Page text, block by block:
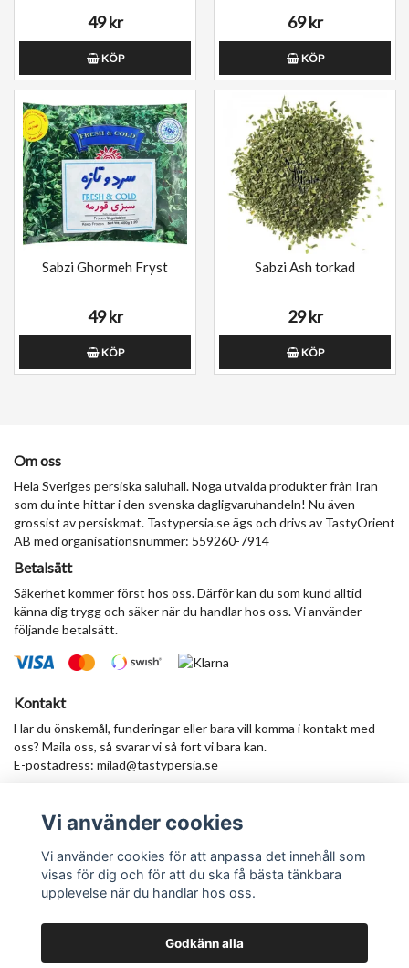
49 kr
KÖP
69 kr
KÖP
Sabzi Ghormeh Fryst
49 kr
KÖP
Sabzi Ash torkad
29 kr
KÖP
Om oss
Hela Sveriges persiska saluhall. Noga utvalda produkter från Iran
som du inte hittar i den svenska dagligvaruhandeln! Nu även
grossist av persiskmat. Tastypersia.se ägs och drivs av TastyOrient
AB med organisationsnummer: 559260-7914
Betalsätt
Säkerhet kommer först hos oss. Därför kan du som kund alltid
känna dig trygg och säker när du handlar hos oss. Vi använder
följande betalsätt.
Kontakt
Har du önskemål, funderingar eller bara vill komma i kontakt med
oss? Maila oss, så svarar vi så fort vi bara kan.
E-postadress: milad@tastypersia.se
Anmäl dig till vårt nyhetsbrev
Prenumerera
Vi använder cookies
Vi använder cookies för att anpassa det innehåll som
visas för dig och för att du ska få bästa tänkbara
upplevelse när du handlar hos oss.
Godkänn alla